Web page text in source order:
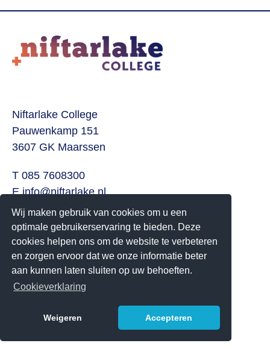
Wij maken gebruik van cookies om u een
optimale gebruikerservaring te bieden. Deze
cookies helpen ons om de website te verbeteren
en zorgen ervoor dat we onze informatie beter
aan kunnen laten sluiten op uw behoeften.
Cookieverklaring
Weigeren Accepteren
Niftarlake College
Pauwenkamp 151
3607 GK Maarssen
T 085 7608300
Einfo@niftarlake.nl
Volg ons ook op:
Twitter
Youtube
Het Niftarlake College heeft het predicaat Technasium